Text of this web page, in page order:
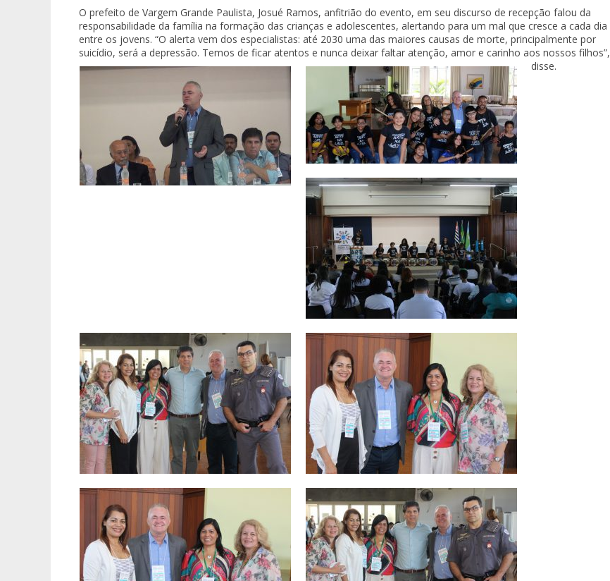
O prefeito de Vargem Grande Paulista, Josué Ramos, anfitrião do evento, em seu discurso de recepção falou da
responsabilidade da família na formação das crianças e adolescentes, alertando para um mal que cresce a cada dia
entre os jovens. “O alerta vem dos especialistas: até 2030 uma das maiores causas de morte, principalmente por
suicídio, será a depressão. Temos de ficar atentos e nunca deixar faltar atenção, amor e carinho aos nossos filhos”,
disse.